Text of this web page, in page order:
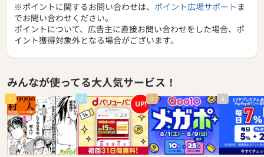
※ポイントに関するお問い合わせは、 ポイント広場サポート ま
でお問い合わせください。
ポイントについて、広告主に直接お問い合わせをした場合、ポ
イント獲得対象外となる場合がございます。
みんなが使ってる大人気サービス！
1 2 UP! 3 4